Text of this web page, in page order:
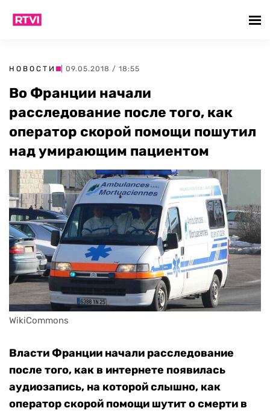
НОВОСТИ | 09.05.2018 / 18:55
Во Франции начали
расследование после того, как
оператор скорой помощи пошутил
над умирающим пациентом
WikiCommons
Власти Франции начали расследование
после того, как в интернете появилась
аудиозапись, на которой слышно, как
оператор скорой помощи шутит о смерти в